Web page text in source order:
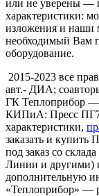
или не уверены —
характеристики:
изложения и наши
необходимый Вам
оборудование.
2015-2023 все
авт.- ДИА;
ГК Теплоприбор —
КИПиА: Пресс
характеристики,
заказать и купить
под заказ со
Линии и другими)
дополнительную
«Теплоприбор» —